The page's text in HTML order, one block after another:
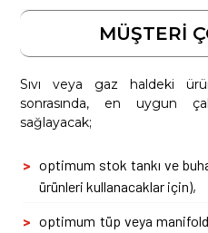
MÜŞTERİ
Sıvı veya gaz haldeki
sonrasında, en uygun
sağlayacak;
optimum stok tankı ve
ürünleri kullanacaklar için),
optimum tüp veya